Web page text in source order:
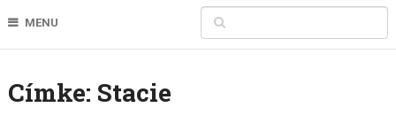
MENU
Címke: Stacie